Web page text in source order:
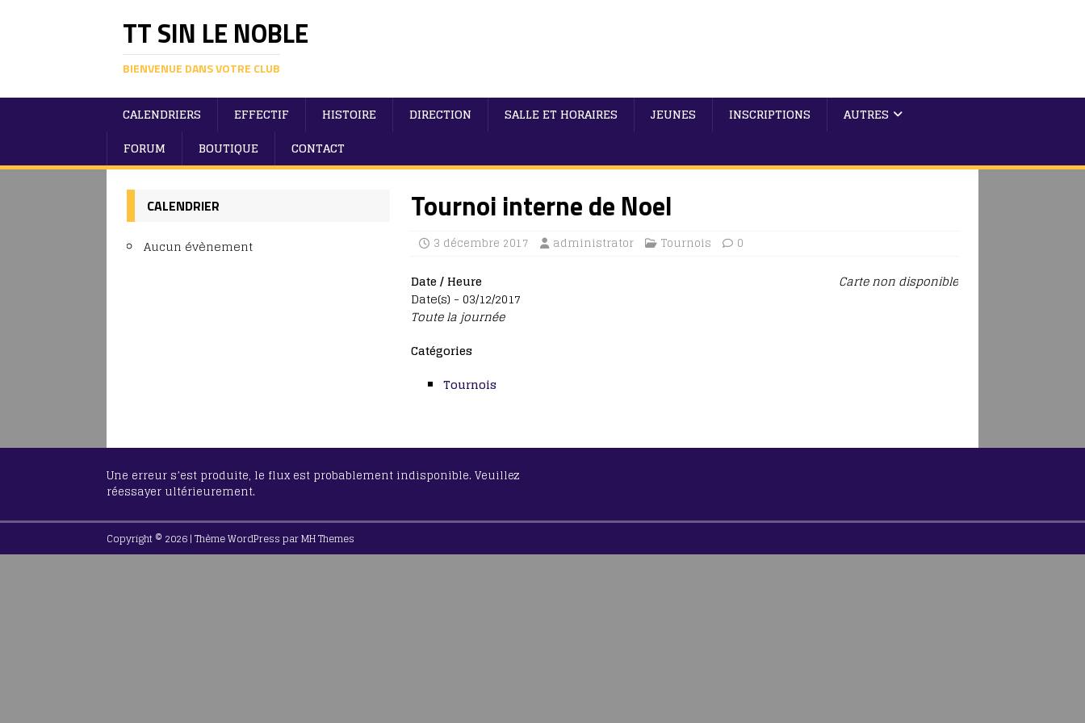
TT SIN LE NOBLE
BIENVENUE DANS VOTRE CLUB
CALENDRIERS EFFECTIF HISTOIRE DIRECTION SALLE ET HORAIRES JEUNES INSCRIPTIONS
AUTRES
FORUM
BOUTIQUE CONTACT
Tournoi interne de Noel
3 décembre 2017 administrator Tournois 0
Carte non disponible
Date / Heure
Date(s) - 03/12/2017
Toute la journée
Catégories
Tournois
CALENDRIER
Aucun évènement
Une erreur s’est produite, le flux est probablement indisponible. Veuillez
réessayer ultérieurement.
Copyright © 2026 | Thème WordPress parMH Themes